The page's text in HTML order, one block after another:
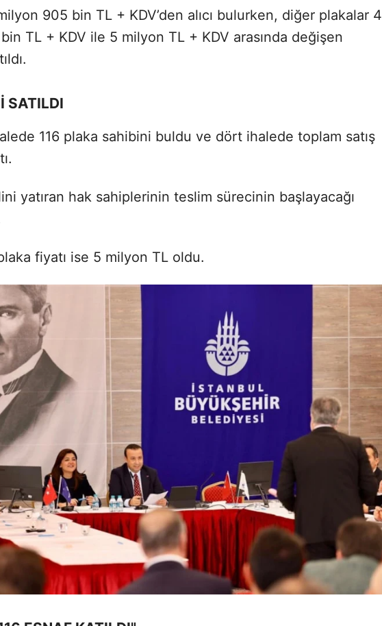
905 bin TL + KDV’den alıcı bulurken, diğer plakalar 4
TL + KDV ile 5 milyon TL + KDV arasında değişen
SATILDI
116 plaka sahibini buldu ve dört ihalede toplam satış
yatıran hak sahiplerinin teslim sürecinin başlayacağı
fiyatı ise 5 milyon TL oldu.